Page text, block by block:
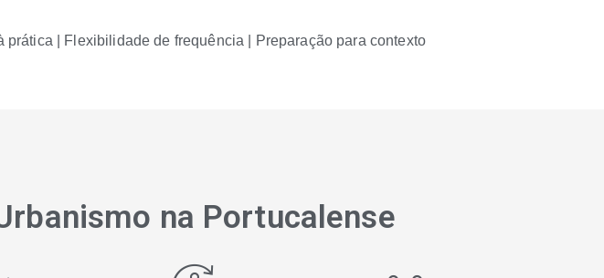
| Flexibilidade de frequência | Preparação para contexto
na Portucalense